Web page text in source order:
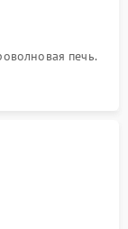
печь.